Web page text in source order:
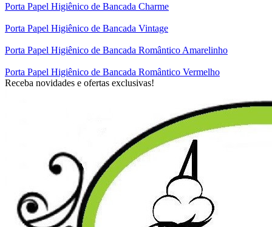
Porta Papel Higiênico de Bancada Charme
Porta Papel Higiênico de Bancada Vintage
Porta Papel Higiênico de Bancada Romântico Amarelinho
Porta Papel Higiênico de Bancada Romântico Vermelho
Receba novidades e ofertas exclusivas!